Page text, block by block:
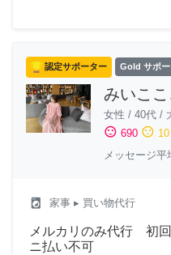
認定サポーター Gold サポ
みいここ
女性 / 40代 /
sentiment_satisfied 690 sentiment_neutral 10
メッセージ
local_laundry_service 家事 ▸ 買い物代行
メルカリのみ代行 初
ニ払い不可